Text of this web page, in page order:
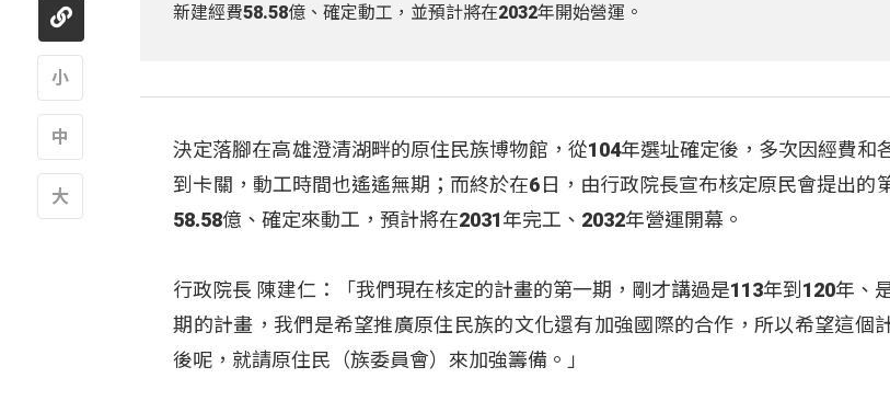
新建經費58.58億、確定動工，並預計將在2032年開始營運。
決定落腳在高雄澄清湖畔的原住民族博物館，從104年選址確定後，多次因經費和
到卡關，動工時間也遙遙無期；而終於在6日，由行政院長宣布核定原民會提出的
58.58億、確定來動工，預計將在2031年完工、2032年營運開幕。
行政院長 陳建仁：「我們現在核定的計畫的第一期，剛才講過是113年到120年、
期的計畫，我們是希望推廣原住民族的文化還有加強國際的合作，所以希望這個
後呢，就請原住民（族委員會）來加強籌備。」